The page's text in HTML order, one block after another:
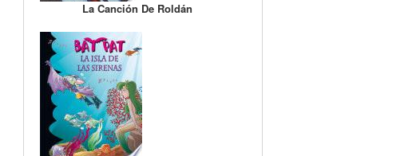
La Canción De Roldán